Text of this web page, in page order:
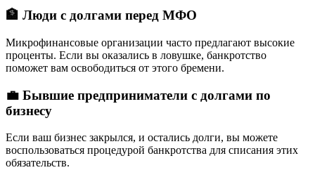
🏦 Люди с долгами перед МФО
Микрофинансовые организации часто предлагают высокие
проценты. Если вы оказались в ловушке, банкротство
поможет вам освободиться от этого бремени.
💼 Бывшие предприниматели с долгами по
бизнесу
Если ваш бизнес закрылся, и остались долги, вы можете
воспользоваться процедурой банкротства для списания этих
обязательств.